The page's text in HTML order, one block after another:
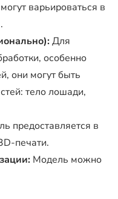
варьироваться в
Для
особенно
они могут быть
тело лошади,
предоставляется в
печати.
Модель можно